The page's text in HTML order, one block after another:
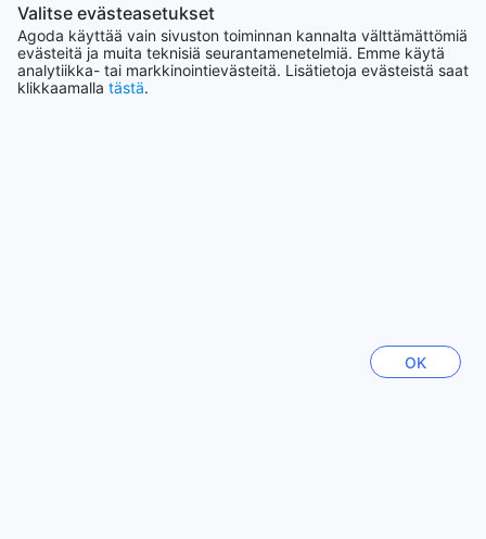
Nousevat kaupungit
Sydney
Australia
Valitse evästeasetukset
Agoda käyttää vain sivuston toiminnan kannalta välttämättömiä
evästeitä ja muita teknisiä seurantamenetelmiä. Emme käytä
analytiikka- tai markkinointievästeitä. Lisätietoja evästeistä saat
klikkaamalla tästä.
OK